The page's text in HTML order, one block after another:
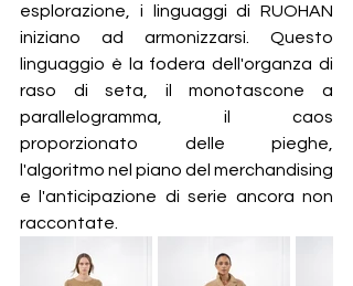
esplorazione, i linguaggi di RUOHAN
iniziano ad armonizzarsi. Questo
linguaggio è la fodera dell'organza di
raso di seta, il monotascone a
parallelogramma, il caos
proporzionato delle pieghe,
l'algoritmo nel piano del merchandising
e l'anticipazione di serie ancora non
raccontate.